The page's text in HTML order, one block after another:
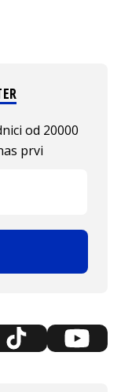
od 20000
prvi